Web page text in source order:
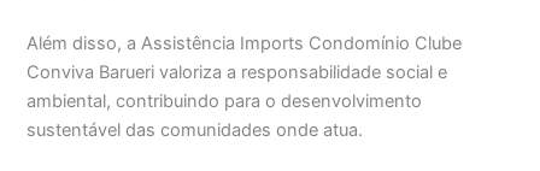
Além disso, a Assistência Imports Condomínio Clube
Conviva Barueri valoriza a responsabilidade social e
ambiental, contribuindo para o desenvolvimento
sustentável das comunidades onde atua.